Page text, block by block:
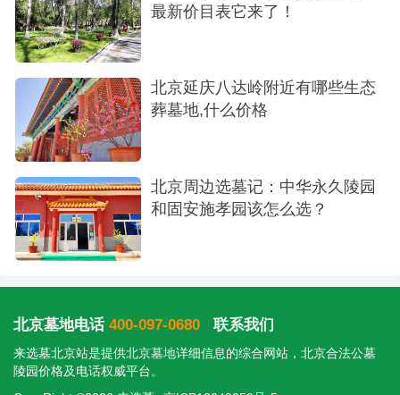
最新价目表它来了！
北京延庆八达岭附近有哪些生态
葬墓地,什么价格
北京周边选墓记：中华永久陵园
和固安施孝园该怎么选？
北京墓地电话 400-097-0680 联系我们
来选墓北京站是提供北京墓地详细信息的综合网站，北京合法公墓
陵园价格及电话权威平台。